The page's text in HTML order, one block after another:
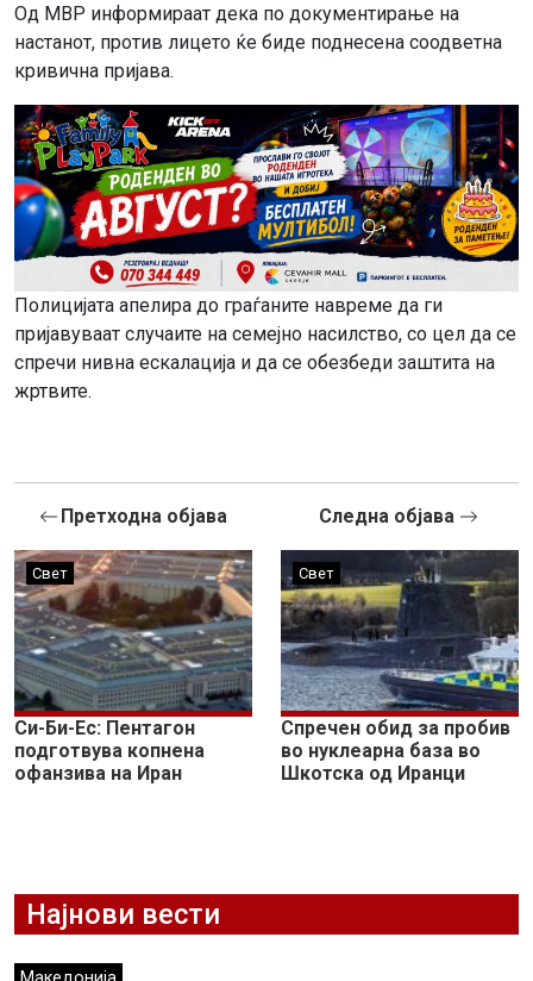
Од МВР информираат дека по документирање на
настанот, против лицето ќе биде поднесена соодветна
кривична пријава.
Полицијата апелира до граѓаните навреме да ги
пријавуваат случаите на семејно насилство, со цел да се
спречи нивна ескалација и да се обезбеди заштита на
жртвите.
Претходна објава
Свет
Си-Би-Ес: Пентагон
подготвува копнена
офанзива на Иран
Следна објава
Свет
Спречен обид за пробив
во нуклеарна база во
Шкотска од Иранци
Најнови вести